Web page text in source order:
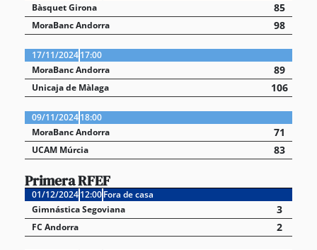
Bàsquet Girona
85
MoraBanc Andorra 98
17/11/202417:00
MoraBanc Andorra
89
Unicaja de Màlaga 106
09/11/202418:00
MoraBanc Andorra
71
UCAM Múrcia 83
Primera RFEF
01/12/202412:00Fora de casa
Gimnástica Segoviana
3
FC Andorra 2